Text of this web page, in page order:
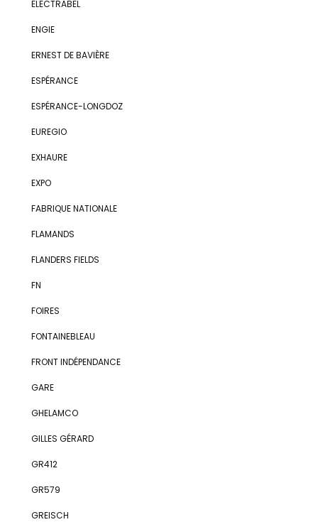
ELECTRABEL
ENGIE
ERNEST DE BAVIÈRE
ESPÉRANCE
ESPÉRANCE-LONGDOZ
EUREGIO
EXHAURE
EXPO
FABRIQUE NATIONALE
FLAMANDS
FLANDERS FIELDS
FN
FOIRES
FONTAINEBLEAU
FRONT INDÉPENDANCE
GARE
GHELAMCO
GILLES GÉRARD
GR412
GR579
GREISCH